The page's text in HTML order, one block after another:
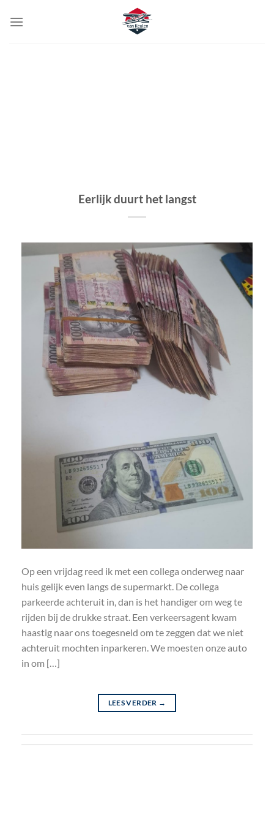
naar
Eerlijk duurt het langst
Op een vrijdag reed ik met een collega onderweg naar
huis gelijk even langs de supermarkt. De collega
parkeerde achteruit in, dan is het handiger om weg te
rijden bij de drukke straat. Een verkeersagent kwam
haastig naar ons toegesneld om te zeggen dat we niet
achteruit mochten inparkeren. We moesten onze auto
in om […]
LEES VERDER →